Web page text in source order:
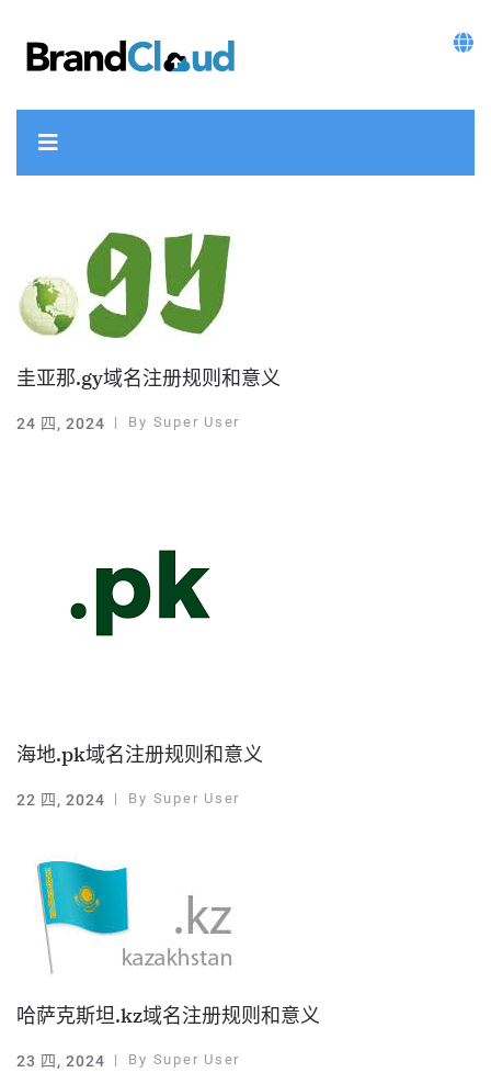
圭亚那.gy域名注册规则和意义
24 四, 2024 By Super User
海地.pk域名注册规则和意义
22 四, 2024 By Super User
哈萨克斯坦.kz域名注册规则和意义
23 四, 2024 By Super User